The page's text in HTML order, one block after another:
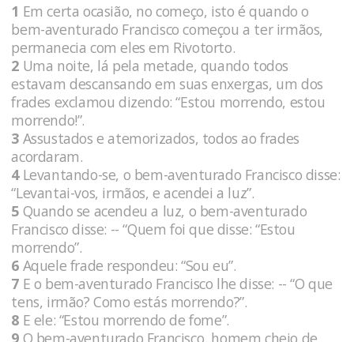
1 Em certa ocasião, no começo, isto é quando o
bem-aventurado Francisco começou a ter irmãos,
permanecia com eles em Rivotorto.
2 Uma noite, lá pela metade, quando todos
estavam descansando em suas enxergas, um dos
frades exclamou dizendo: “Estou morrendo, estou
morrendo!”.
3 Assustados e atemorizados, todos ao frades
acordaram.
4Levantando-se, o bem-aventurado Francisco disse:
“Levantai-vos, irmãos, e acendei a luz”.
5 Quando se acendeu a luz, o bem-aventurado
Francisco disse: -- “Quem foi que disse: “Estou
morrendo”.
6 Aquele frade respondeu: “Sou eu”.
7 E o bem-aventurado Francisco lhe disse: -- “O que
tens, irmão? Como estás morrendo?”.
8 E ele: “Estou morrendo de fome”.
9 O bem-aventurado Francisco, homem cheio de